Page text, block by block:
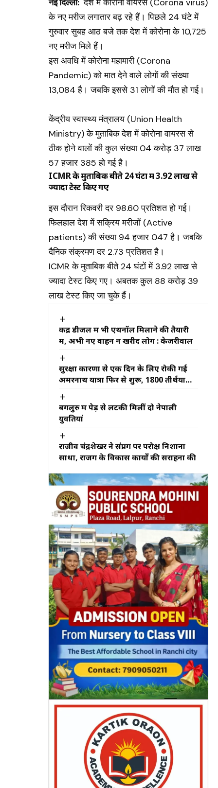
नई दिल्ली: देश में कोरोना वायरस(Corona virus)
के नए मरीज लगातार बढ़ रहे हैं। पिछले 24 घंटे में
गुरुवार सुबह आठ बजे तक देश में कोरोना के 10,725
नए मरीज मिले हैं।
इस अवधि में कोरोना महामारी (Corona
Pandemic)को मात देने वाले लोगों की संख्या
13,084 है। जबकि इससे 31 लोगों की मौत हो गई।
केंद्रीय स्वास्थ्य मंत्रालय (Union Health
Ministry)के मुताबिक देश में कोरोना वायरस से
ठीक होने वालों की कुल संख्या 04 करोड़ 37 लाख
57 हजार 385 हो गई है।
ICMR के मुताबिक बीते 24 घंटों में 3.92 लाख से
ज्यादा टेस्ट किए गए
इस दौरान रिकवरी दर 98.60 प्रतिशत हो गई।
फिलहाल देश में सक्रिय मरीजों (Active
patients)की संख्या 94 हजार 047 है। जबकि
दैनिक संक्रमण दर 2.73 प्रतिशत है।
ICMRके मुताबिक बीते 24 घंटों में 3.92 लाख से
ज्यादा टेस्ट किए गए। अबतक कुल 88 करोड़ 39
लाख टेस्ट किए जा चुके हैं।
केंद्र डीजल में भी एथनॉल मिलाने की तैयारी
में, अभी नए वाहन न खरीदें लोग : केजरीवाल
सुरक्षा कारणों से एक दिन के लिए रोकी गई
अमरनाथ यात्रा फिर से शुरू, 1800 तीर्थयात्री
बेंगलुरु में पेड़ से लटकी मिलीं दो नेपाली
युवतियां
राजीव चंद्रशेखर ने संप्रग पर परोक्ष निशाना
साधा, राजग के विकास कार्यों की सराहना की